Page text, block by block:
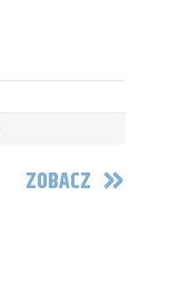
ZOBACZ